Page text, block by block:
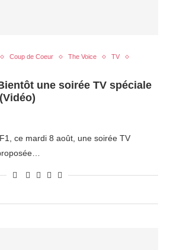
Coup de Coeur The Voice
TV
une soirée TV spéciale
ce mardi 8 août, une soirée TV